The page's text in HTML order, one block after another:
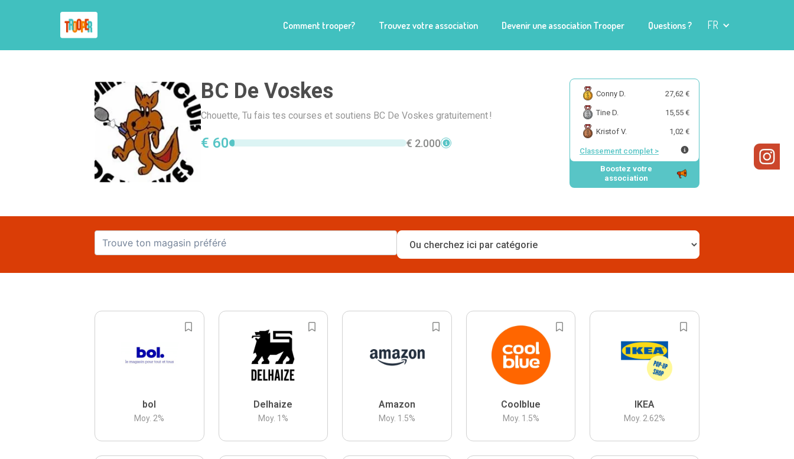
Comment trooper? Trouvez votre association Devenir une association Trooper Questions ? FR
BC De Voskes
Chouette, Tu fais tes courses et soutiens BC De Voskes gratuitement !
€ 60 € 2.000
Conny D. 27,62 €
Tine D. 15,55 €
Kristof V. 1,02 €
Classement complet >
Boostez votre
association
bol
Moy. 2%
Delhaize
Moy. 1 %
Amazon
Moy. 1.5%
Coolblue
Moy. 1.5%
IKEA
Moy. 2.62%